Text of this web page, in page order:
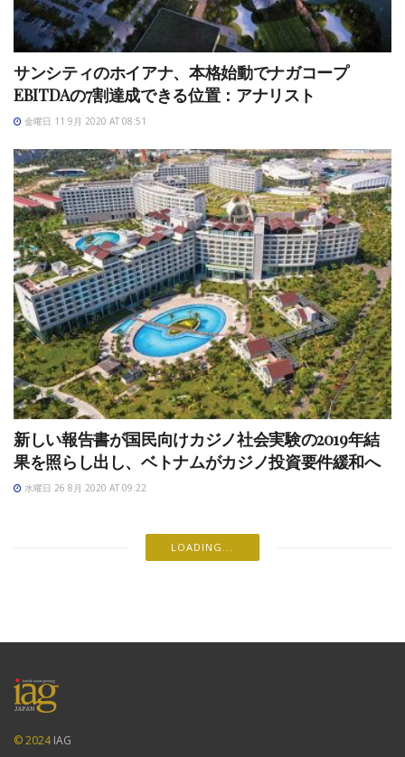
サンシティのホイアナ、本格始動でナガコープ
EBITDAの7割達成できる位置：アナリスト
金曜日 11 9月 2020 AT 08:51
新しい報告書が国民向けカジノ社会実験の2019年結
果を照らし出し、ベトナムがカジノ投資要件緩和へ
水曜日 26 8月 2020 AT 09:22
LOADING...
© 2024IAG